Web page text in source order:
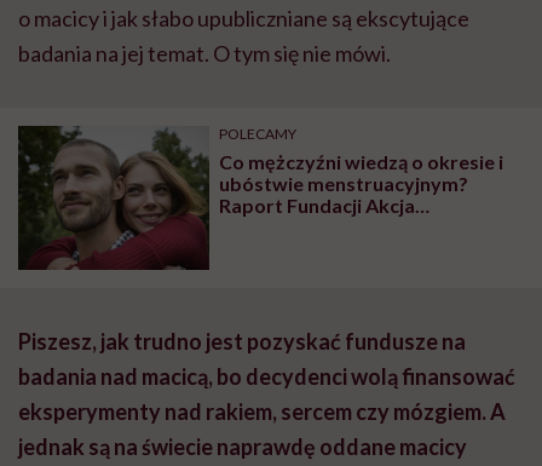
o macicy i jak słabo upubliczniane są ekscytujące
badania na jej temat. O tym się nie mówi.
POLECAMY
Co mężczyźni wiedzą o okresie i
ubóstwie menstruacyjnym?
Raport Fundacji Akcja
Piszesz, jak trudno jest pozyskać fundusze na
badania nad macicą, bo decydenci wolą finansować
eksperymenty nad rakiem, sercem czy mózgiem. A
jednak są na świecie naprawdę oddane macicy